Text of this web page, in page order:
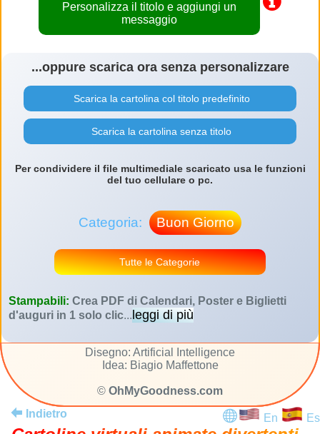
Personalizza il titolo e aggiungi un
messaggio
...oppure scarica ora senza personalizzare
Scarica la cartolina col titolo predefinito
Scarica la cartolina senza titolo
Per condividere il file multimediale scaricato usa le funzioni
del tuo cellulare o pc.
Categoria: Buon Giorno
Tutte le Categorie
Stampabili: Crea PDF di Calendari, Poster e Biglietti
d'auguri in 1 solo clic...leggi di più
Disegno: Artificial Intelligence
Idea: Biagio Maffettone
© OhMyGoodness.com
Indietro
En Es